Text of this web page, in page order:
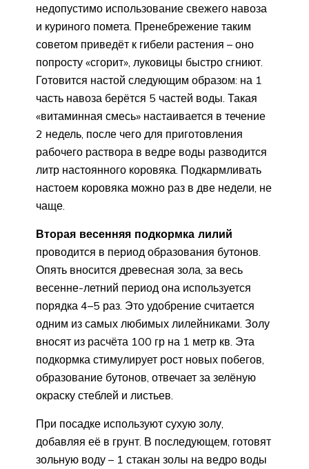
недопустимо использование свежего навоза
и куриного помета. Пренебрежение таким
советом приведёт к гибели растения – оно
попросту «сгорит», луковицы быстро сгниют.
Готовится настой следующим образом: на 1
часть навоза берётся 5 частей воды. Такая
«витаминная смесь» настаивается в течение
2 недель, после чего для приготовления
рабочего раствора в ведре воды разводится
литр настоянного коровяка. Подкармливать
настоем коровяка можно раз в две недели, не
чаще.
Вторая весенняя подкормка лилий
проводится в период образования бутонов.
Опять вносится древесная зола, за весь
весенне-летний период она используется
порядка 4–5 раз. Это удобрение считается
одним из самых любимых лилейниками. Золу
вносят из расчёта 100 гр на 1 метр кв. Эта
подкормка стимулирует рост новых побегов,
образование бутонов, отвечает за зелёную
окраску стеблей и листьев.
При посадке используют сухую золу,
добавляя её в грунт. В последующем, готовят
зольную воду – 1 стакан золы на ведро воды